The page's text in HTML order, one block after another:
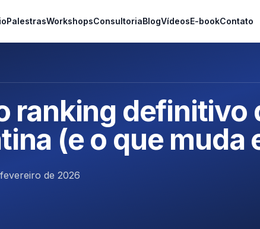
PalestrasWorkshopsConsultoriaBlogVídeosE-bookContato
ranking definitivo
(e o que muda
de 2026